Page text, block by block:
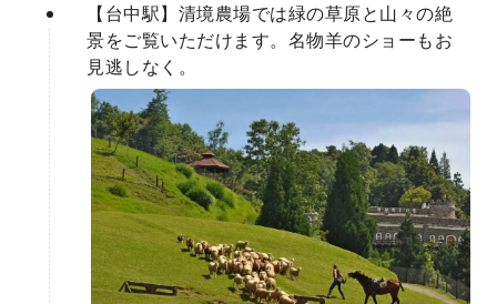
【台中駅】清境農場では緑の草原と山々の絶
景をご覧いただけます。名物羊のショーもお
見逃しなく。